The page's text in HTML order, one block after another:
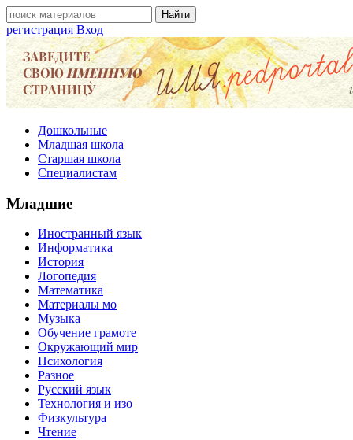
регистрация Вход
Дошкольные
Младшая школа
Старшая школа
Специалистам
Младшие
Иностранный язык
Информатика
История
Логопедия
Математика
Материалы мо
Музыка
Обучение грамоте
Окружающий мир
Психология
Разное
Русский язык
Технология и изо
Физкультура
Чтение